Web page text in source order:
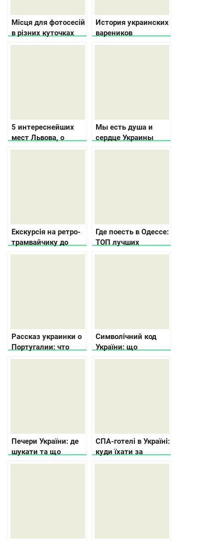
Місця для фотосесій
в різних куточках
України, де має
История украинских
вареников
5 интереснейших
мест Львова, о
которых не
Мы есть душа и
сердце Украины
Екскурсія на ретро-
трамвайчику до
минулого й
Где поесть в Одессе:
ТОП лучших
заведений Южной
Рассказ украинки о
Португалии: что
посмотреть, о
Символічний код
України: що
означають
Печери України: де
шукати та що
потрібно знати
СПА-готелі в Україні:
куди їхати за
релаксом